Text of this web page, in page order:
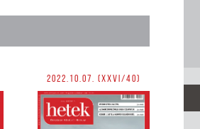
2022.10.07. (XXVI/40)